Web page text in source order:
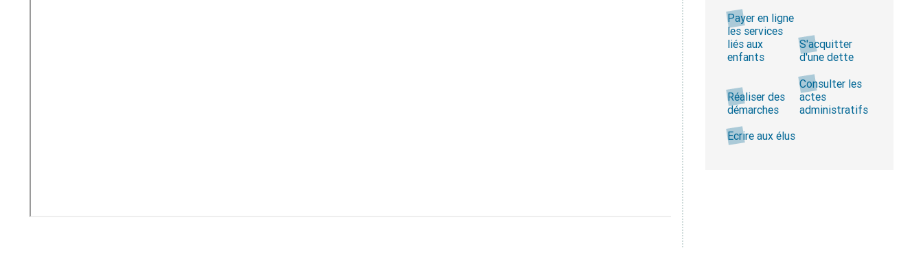
Payer en ligne
les services
liés aux
enfants
S'acquitter
d'une dette
Réaliser des
démarches
Consulter les
actes
administratifs
Ecrire aux élus